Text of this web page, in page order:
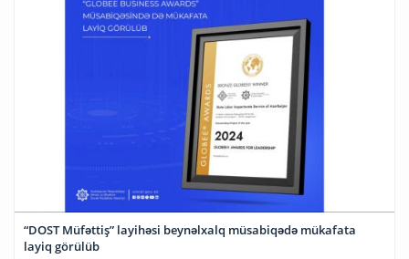
“DOST Müfəttiş” layihəsi beynəlxalq müsabiqədə mükafata
layiq görülüb